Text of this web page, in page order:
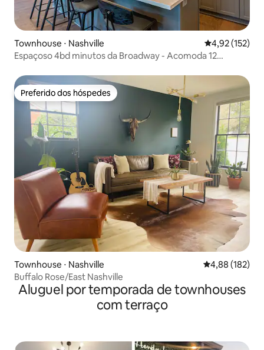
Townhouse ⋅ Nashville 4,92 de uma
4,92 (152)
Espaçoso 4bd minutos da Broadway - Acomoda 12
Preferido dos hóspedes
Preferido dos hóspedes
Townhouse ⋅ Nashville 4,88 de uma
4,88 (182)
Buffalo Rose/East Nashville
Aluguel por temporada de townhouses
com terraço